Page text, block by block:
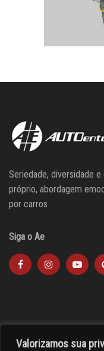
Valorizamos sua
Seriedade, diversidade
próprio, abordagem
por carros
Siga o Ae